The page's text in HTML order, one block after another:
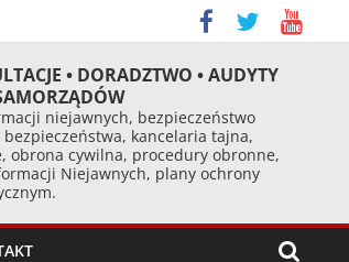
• DORADZTWO • AUDYTY
niejawnych, bezpieczeństwo
kancelaria tajna,
obrona cywilna, procedury obronne,
Niejawnych, plany ochrony